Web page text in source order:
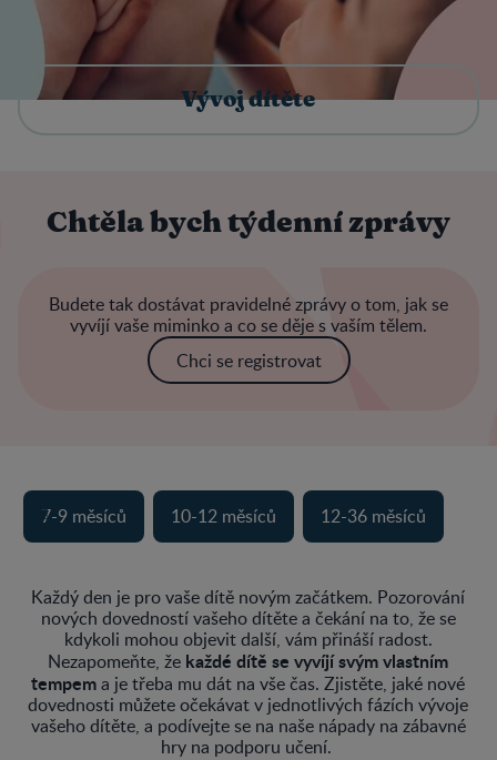
Vývoj dítěte
Chtěla bych týdenní zprávy
Budete tak dostávat pravidelné zprávy o tom, jak se
vyvíjí vaše miminko a co se děje s vaším tělem.
Chci se registrovat
7-9 měsíců 10-12 měsíců 12-36 měsíců
Každý den je pro vaše dítě novým začátkem. Pozorování
nových dovedností vašeho dítěte a čekání na to, že se
kdykoli mohou objevit další, vám přináší radost.
Nezapomeňte, že každé dítě se vyvíjí svým vlastním
tempema je třeba mu dát na vše čas. Zjistěte, jaké nové
dovednosti můžete očekávat v jednotlivých fázích vývoje
vašeho dítěte, a podívejte se na naše nápady na zábavné
hry na podporu učení.